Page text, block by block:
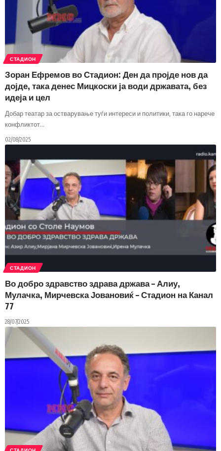
СТАДИОН
Зоран Ефремов во Стадион: Ден да пројде нов да
дојде, така денес Мицкоски ја води државата, без
идеја и цел
Добар театар за остварување туѓи интереси и политики, така го нарече
конфликтот…
02/08/2025
СТАДИОН
Во добро здравство здрава држава – Алиу,
Мулачка, Мирчевска Јовановиќ – Стадион на Канал
77
28/07/2025
СТАДИОН